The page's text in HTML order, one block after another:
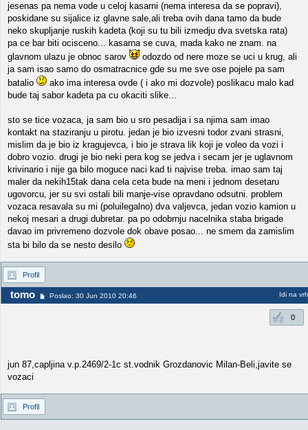
jesenas pa nema vode u celoj kasarni (nema interesa da se popravi),
poskidane su sijalice iz glavne sale,ali treba ovih dana tamo da bude
neko skupljanje ruskih kadeta (koji su tu bili izmedju dva svetska rata)
pa ce bar biti ocisceno... kasarna se cuva, mada kako ne znam. na
glavnom ulazu je obnoc sarov
odozdo od nere moze se uci u krug, ali
ja sam isao samo do osmatracnice gde su me sve ose pojele pa sam
batalio
ako ima interesa ovde ( i ako mi dozvole) poslikacu malo kad
bude taj sabor kadeta pa cu okaciti slike...
sto se tice vozaca, ja sam bio u sro pesadija i sa njima sam imao
kontakt na staziranju u pirotu. jedan je bio izvesni todor zvani strasni,
mislim da je bio iz kragujevca, i bio je strava lik koji je voleo da vozi i
dobro vozio. drugi je bio neki pera kog se jedva i secam jer je uglavnom
krivinario i nije ga bilo moguce naci kad ti najvise treba. imao sam taj
maler da nekih15tak dana cela ceta bude na meni i jednom desetaru
ugovorcu, jer su svi ostali bili manje-vise opravdano odsutni. problem
vozaca resavala su mi (poluilegalno) dva valjevca, jedan vozio kamion u
nekoj mesari a drugi dubretar. pa po odobrnju nacelnika staba brigade
davao im privremeno dozvole dok obave posao... ne smem da zamislim
sta bi bilo da se nesto desilo
Profil
tomo Poslao: 30 Jun 2010 20:46 Idi na vrh
0
jun 87,capljina v.p.2469/2-1c st.vodnik Grozdanovic Milan-Beli,javite se
vozaci
Profil